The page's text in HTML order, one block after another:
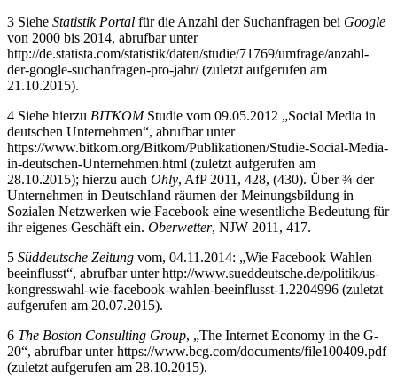
3 Siehe Statistik Portal für die Anzahl der Suchanfragen bei Google
von 2000 bis 2014, abrufbar unter
http://de.statista.com/statistik/daten/studie/71769/umfrage/anzahl-
der-google-suchanfragen-pro-jahr/(zuletzt aufgerufen am
21.10.2015).
4 Siehe hierzu BITKOMStudie vom 09.05.2012 „Social Media in
deutschen Unternehmen“, abrufbar unter
https://www.bitkom.org/Bitkom/Publikationen/Studie-Social-Media-
in-deutschen-Unternehmen.html (zuletzt aufgerufen am
28.10.2015); hierzu auch Ohly, AfP 2011, 428, (430). Über ¾ der
Unternehmen in Deutschland räumen der Meinungsbildung in
Sozialen Netzwerken wie Facebook eine wesentliche Bedeutung für
ihr eigenes Geschäft ein. Oberwetter, NJW 2011, 417.
5 Süddeutsche Zeitung vom, 04.11.2014: „Wie Facebook Wahlen
beeinflusst“, abrufbar unterhttp://www.sueddeutsche.de/politik/us-
kongresswahl-wie-facebook-wahlen-beeinflusst-1.2204996 (zuletzt
aufgerufen am 20.07.2015).
6 The Boston Consulting Group, „The Internet Economy in the G-
20“, abrufbar unterhttps://www.bcg.com/documents/file100409.pdf
(zuletzt aufgerufen am 28.10.2015).